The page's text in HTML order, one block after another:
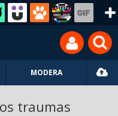
MODERA
traumas